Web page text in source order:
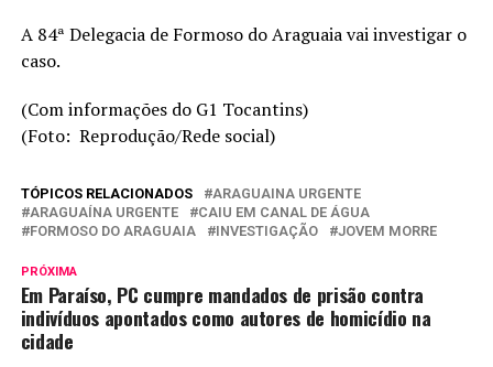
A 84ª Delegacia de Formoso do Araguaia vai investigar o
caso.
(Com informações do G1 Tocantins)
(Foto: Reprodução/Rede social)
TÓPICOS RELACIONADOS
ARAGUAINA URGENTE
ARAGUAÍNA URGENTE
CAIU EM CANAL DE ÁGUA
FORMOSO DO ARAGUAIA
INVESTIGAÇÃO JOVEM MORRE
PRÓXIMA
Em Paraíso, PC cumpre mandados de prisão contra
indivíduos apontados como autores de homicídio na
cidade